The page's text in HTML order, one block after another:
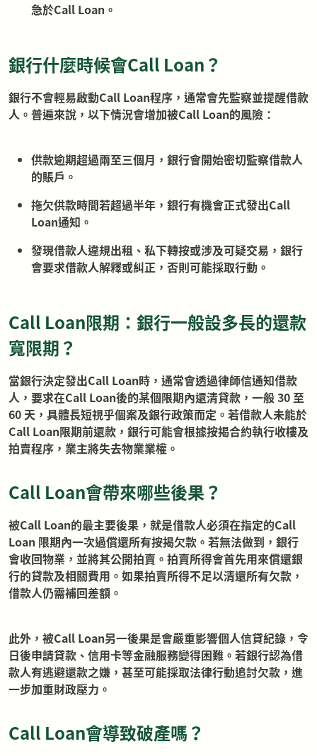
急於Call Loan。
銀行什麼時候會Call Loan？
銀行不會輕易啟動Call Loan程序，通常會先監察並提醒借款
人。普遍來說，以下情況會增加被Call Loan的風險：
供款逾期超過兩至三個月，銀行會開始密切監察借款人
的賬戶。
拖欠供款時間若超過半年，銀行有機會正式發出Call
Loan通知。
發現借款人違規出租、私下轉按或涉及可疑交易，銀行
會要求借款人解釋或糾正，否則可能採取行動。
Call Loan限期：銀行一般設多長的還款
寬限期？
當銀行決定發出Call Loan時，通常會透過律師信通知借款
人，要求在Call Loan後的某個限期內還清貸款，一般 30 至
60 天，具體長短視乎個案及銀行政策而定。若借款人未能於
Call Loan限期前還款，銀行可能會根據按揭合約執行收樓及
拍賣程序，業主將失去物業業權。
Call Loan會帶來哪些後果？
被Call Loan的最主要後果，就是借款人必須在指定的Call
Loan 限期內一次過償還所有按揭欠款。若無法做到，銀行
會收回物業，並將其公開拍賣。拍賣所得會首先用來償還銀
行的貸款及相關費用。如果拍賣所得不足以清還所有欠款，
借款人仍需補回差額。
此外，被Call Loan另一後果是會嚴重影響個人信貸紀錄，令
日後申請貸款、信用卡等金融服務變得困難。若銀行認為借
款人有逃避還款之嫌，甚至可能採取法律行動追討欠款，進
一步加重財政壓力。
Call Loan會導致破產嗎？